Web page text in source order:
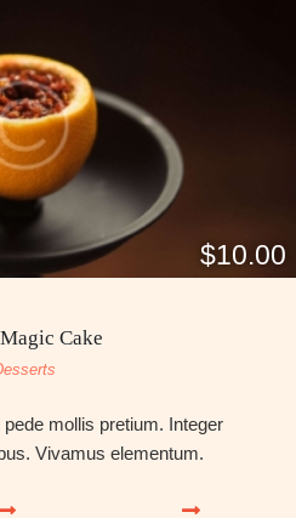
$10.00
Cake
mollis pretium. Integer
Vivamus elementum.